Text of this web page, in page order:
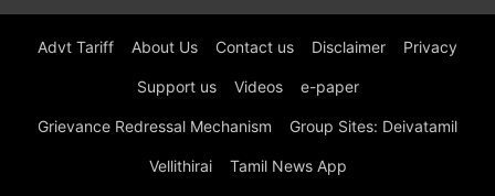
Advt Tariff About Us Contact us Disclaimer Privacy
Support us Videos e-paper
Grievance Redressal Mechanism Group Sites: Deivatamil
Vellithirai Tamil News App